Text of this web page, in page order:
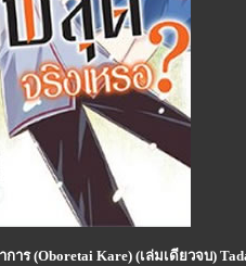
าร (Oboretai Kare) (เล่มเดียวจบ)